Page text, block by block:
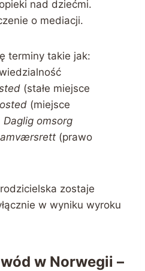
nad dziećmi.
o mediacji.
terminy takie jak:
(stałe miejsce
(miejsce
Daglig omsorg
(prawo
zostaje
w wyniku wyroku
w Norwegii –